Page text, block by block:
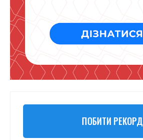
ПОБИТИ РЕКОРД